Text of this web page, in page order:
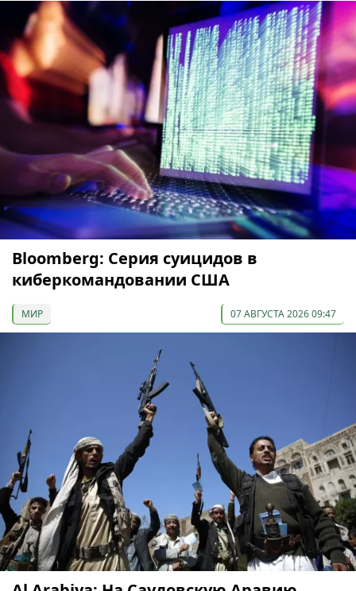
Bloomberg: Серия суицидов в
киберкомандовании США
МИР 07 АВГУСТА 2026 09:47